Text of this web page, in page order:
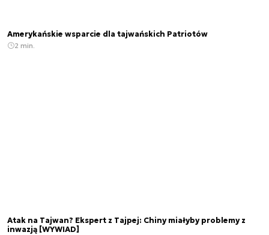
Amerykańskie wsparcie dla tajwańskich Patriotów
2 min.
Atak na Tajwan? Ekspert z Tajpej: Chiny miałyby problemy z
inwazją [WYWIAD]